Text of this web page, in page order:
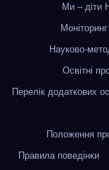
Ми – діти
Моніторинг
Науково-
Освітні
Перелік додаткових
Положення
Правила поведінки